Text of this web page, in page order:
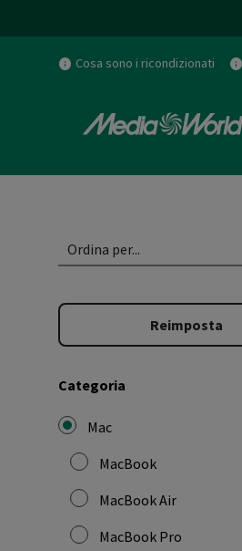
Cosa sono i ricondizionati
Reimposta
Categoria
Mac
MacBook
MacBook Air
MacBook Pro